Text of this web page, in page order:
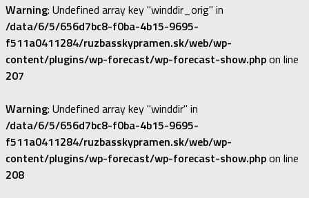
Warning: Undefined array key "winddir_orig" in
/data/6/5/656d7bc8-f0ba-4b15-9695-
f511a0411284/ruzbasskypramen.sk/web/wp-
content/plugins/wp-forecast/wp-forecast-show.phpon line
207
Warning: Undefined array key "winddir" in
/data/6/5/656d7bc8-f0ba-4b15-9695-
f511a0411284/ruzbasskypramen.sk/web/wp-
content/plugins/wp-forecast/wp-forecast-show.phpon line
208